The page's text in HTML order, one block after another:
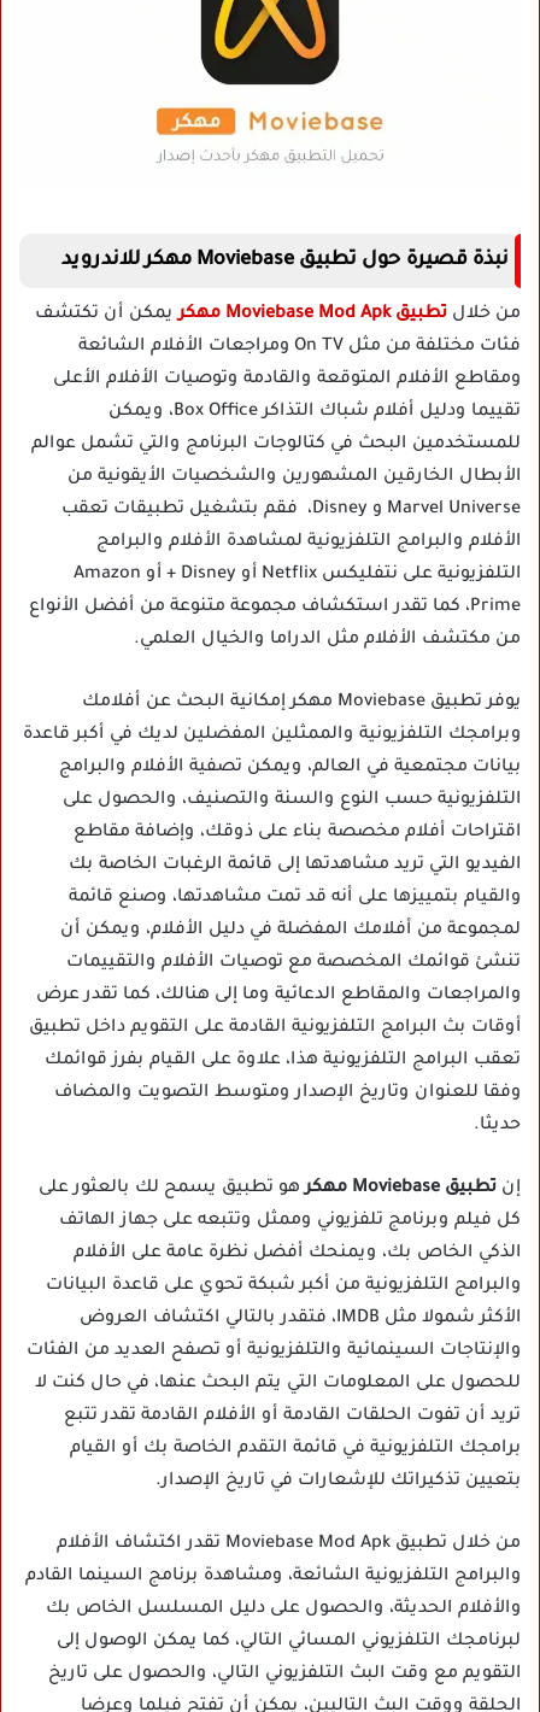
نبذة قصيرة حول تطبيق Moviebase مهكر للاندرويد
من خلال تطبيق Moviebase Mod Apk مهكر
يمكن أن تكتشف
فئات مختلفة من مثل On TV ومراجعات الأفلام الشائعة
ومقاطع الأفلام المتوقعة والقادمة وتوصيات الأفلام الأعلى
تقييما ودليل أفلام شباك التذاكر Box Office، ويمكن
للمستخدمين البحث في كتالوجات البرنامج والتي تشمل عوالم
الأبطال الخارقين المشهورين والشخصيات الأيقونية من
Marvel Universe و Disney، فقم بتشغيل تطبيقات تعقب
الأفلام والبرامج التلفزيونية لمشاهدة الأفلام والبرامج
التلفزيونية على نتفليكس Netflix أو Disney + أو Amazon
Prime، كما تقدر استكشاف مجموعة متنوعة من أفضل الأنواع
من مكتشف الأفلام مثل الدراما والخيال العلمي.
يوفر تطبيق Moviebase مهكر إمكانية البحث عن أفلامك
وبرامجك التلفزيونية والممثلين المفضلين لديك في أكبر قاعدة
بيانات مجتمعية في العالم، ويمكن تصفية الأفلام والبرامج
التلفزيونية حسب النوع والسنة والتصنيف، والحصول على
اقتراحات أفلام مخصصة بناء على ذوقك، وإضافة مقاطع
الفيديو التي تريد مشاهدتها إلى قائمة الرغبات الخاصة بك
والقيام بتمييزها على أنه قد تمت مشاهدتها، وصنع قائمة
لمجموعة من أفلامك المفضلة في دليل الأفلام، ويمكن أن
تنشئ قوائمك المخصصة مع توصيات الأفلام والتقييمات
والمراجعات والمقاطع الدعائية وما إلى هنالك، كما تقدر عرض
أوقات بث البرامج التلفزيونية القادمة على التقويم داخل تطبيق
تعقب البرامج التلفزيونية هذا، علاوة على القيام بفرز قوائمك
وفقا للعنوان وتاريخ الإصدار ومتوسط التصويت والمضاف
حديثا.
إن تطبيق Moviebase مهكر
هو تطبيق يسمح لك بالعثور على
كل فيلم وبرنامج تلفزيوني وممثل وتتبعه على جهاز الهاتف
الذكي الخاص بك، ويمنحك أفضل نظرة عامة على الأفلام
والبرامج التلفزيونية من أكبر شبكة تحوي على قاعدة البيانات
الأكثر شمولا مثل IMDB، فتقدر بالتالي اكتشاف العروض
والإنتاجات السينمائية والتلفزيونية أو تصفح العديد من الفئات
للحصول على المعلومات التي يتم البحث عنها، في حال كنت لا
تريد أن تفوت الحلقات القادمة أو الأفلام القادمة تقدر تتبع
برامجك التلفزيونية في قائمة التقدم الخاصة بك أو القيام
بتعيين تذكيراتك للإشعارات في تاريخ الإصدار.
من خلال تطبيق Moviebase Mod Apk تقدر اكتشاف الأفلام
والبرامج التلفزيونية الشائعة، ومشاهدة برنامج السينما القادم
والأفلام الحديثة، والحصول على دليل المسلسل الخاص بك
لبرنامجك التلفزيوني المسائي التالي، كما يمكن الوصول إلى
التقويم مع وقت البث التلفزيوني التالي، والحصول على تاريخ
الحلقة ووقت البث التاليين، يمكن أن تفتح فيلما وعرضا